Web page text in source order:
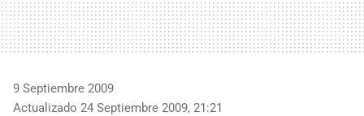
9 Septiembre 2009
Actualizado 24 Septiembre 2009, 21:21